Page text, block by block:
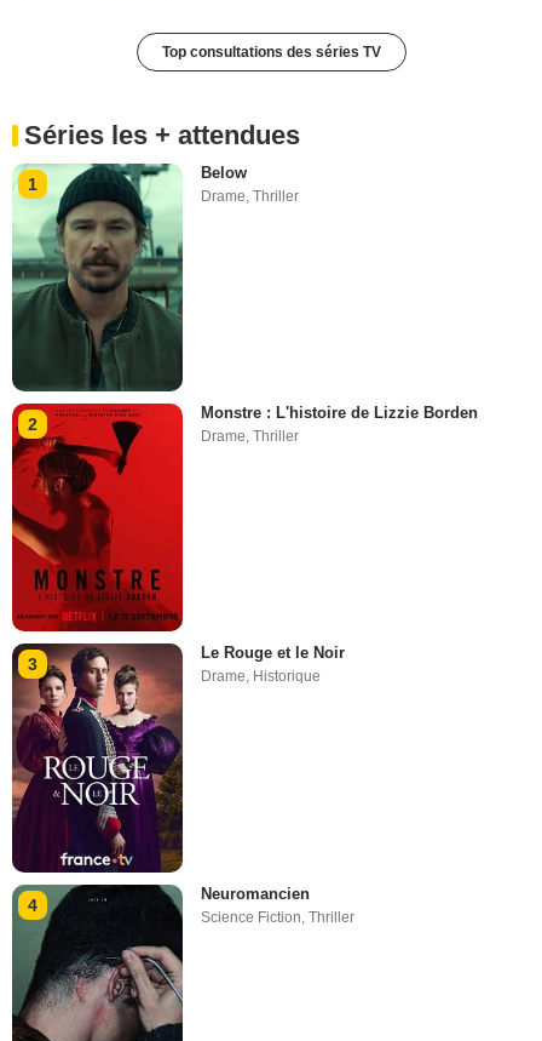
Top consultations des séries TV
Séries les + attendues
1
Below
Drame ,Thriller
2
Monstre : L'histoire de Lizzie Borden
Drame,Thriller
3
Le Rouge et le Noir
Drame, Historique
4
Neuromancien
Science Fiction ,Thriller